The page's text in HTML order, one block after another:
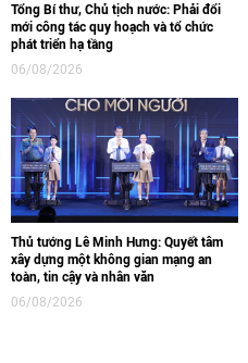
Tổng Bí thư, Chủ tịch nước: Phải đổi
mới công tác quy hoạch và tổ chức
phát triển hạ tầng
06/08/2026
Thủ tướng Lê Minh Hưng: Quyết tâm
xây dựng một không gian mạng an
toàn, tin cậy và nhân văn
06/08/2026